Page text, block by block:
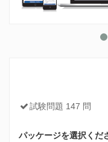
試験問題 147 問
パッケージを選択くだ